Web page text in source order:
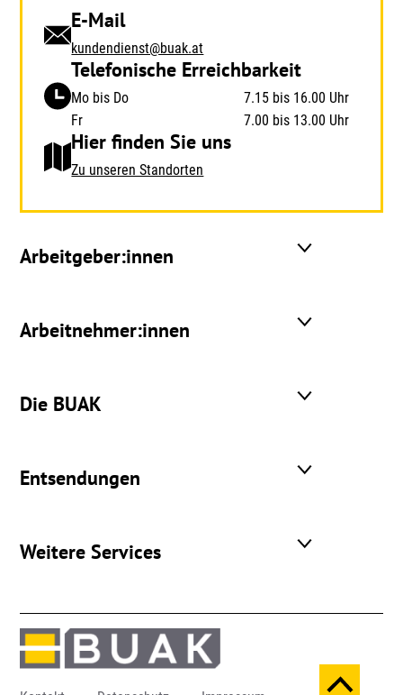
E-Mail
kundendienst@buak.at
Telefonische Erreichbarkeit
Mo bis Do
7.15 bis 16.00 Uhr
Fr
7.00 bis 13.00 Uhr
Hier finden Sie uns
Zu unseren Standorten
Arbeitgeber:innen
Arbeitnehmer:innen
Die BUAK
Entsendungen
Weitere Services